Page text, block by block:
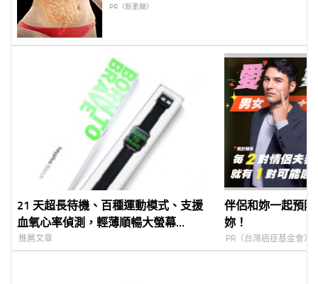
PR（新素簡）
21 天超長待機、百種運動模式、支援
血氧心率偵測，輕薄順暢大螢幕
HeyPlus 黑加智慧手錶開箱
推薦文章
伴侶和妳一起預
妳！
PR（台灣癌症基金會）